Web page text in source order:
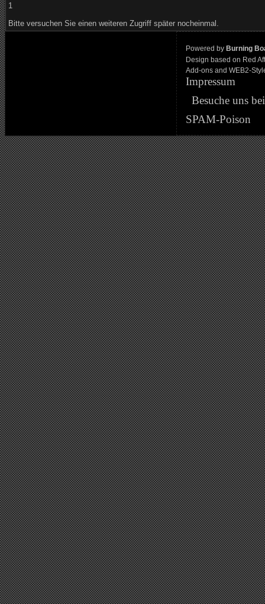
1
Bitte versuchen Sie einen weiteren Zugriff später nocheinmal.
Powered by Burning
Design based on Red
Add-ons and WEB2-
Impressum
Besuche uns
SPAM-Poison